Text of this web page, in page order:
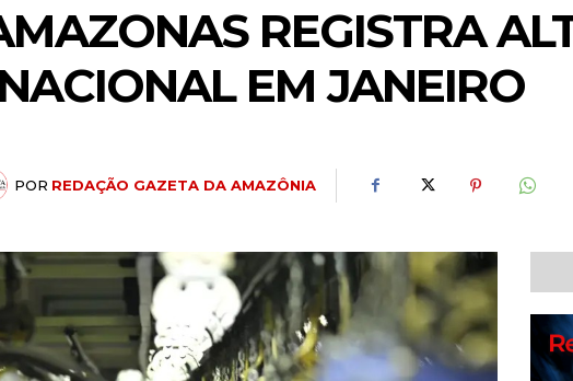
REGISTRA
EM JANEIRO
POR REDAÇÃO GAZETA DA AMAZÔNIA